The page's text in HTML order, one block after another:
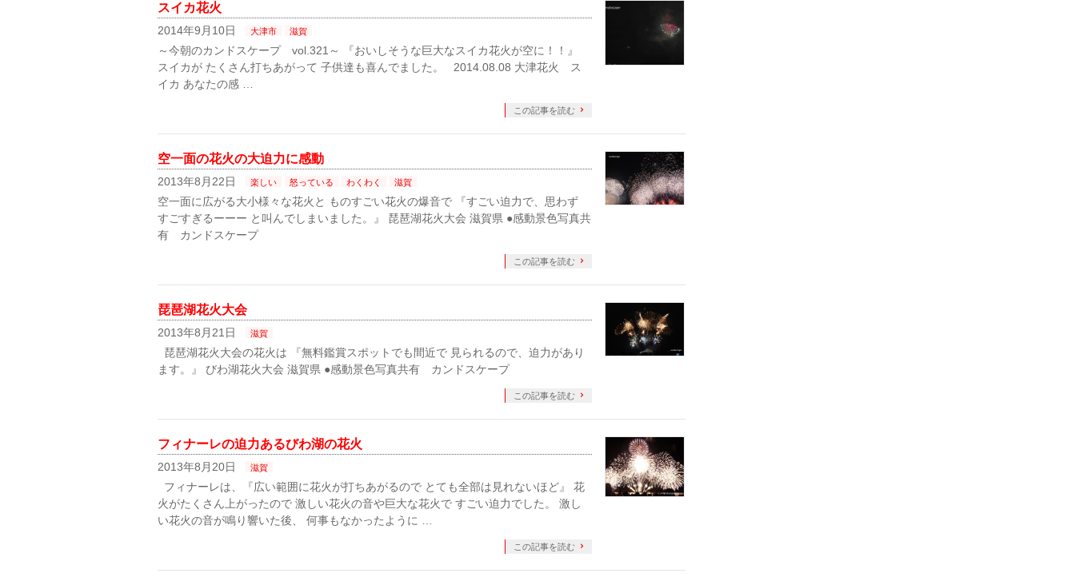
スイカ花火
2014年9月10日 大津市 滋賀
～今朝のカンドスケープ vol.321～ 『おいしそうな巨大なスイカ花火が空に！！』
スイカが たくさん打ちあがって 子供達も喜んでました。 2014.08.08 大津花火 ス
イカ あなたの感 …
この記事を読む
空一面の花火の大迫力に感動
2013年8月22日 楽しい 怒っている わくわく 滋賀
空一面に広がる大小様々な花火と ものすごい花火の爆音で 『すごい迫力で、思わず
すごすぎるーーー と叫んでしまいました。』 琵琶湖花火大会 滋賀県 ●感動景色写真共
有 カンドスケープ
この記事を読む
琵琶湖花火大会
2013年8月21日 滋賀
琵琶湖花火大会の花火は 『無料鑑賞スポットでも間近で 見られるので、迫力があり
ます。』 びわ湖花火大会 滋賀県 ●感動景色写真共有 カンドスケープ
この記事を読む
フィナーレの迫力あるびわ湖の花火
2013年8月20日 滋賀
フィナーレは、『広い範囲に花火が打ちあがるので とても全部は見れないほど』 花
火がたくさん上がったので 激しい花火の音や巨大な花火で すごい迫力でした。 激し
い花火の音が鳴り響いた後、 何事もなかったように …
この記事を読む